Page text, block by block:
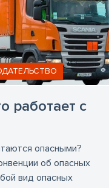
работает с
опасными?
об опасных
вид опасных